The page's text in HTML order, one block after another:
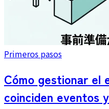
Primeros pasos
Cómo gestionar el
coinciden eventos